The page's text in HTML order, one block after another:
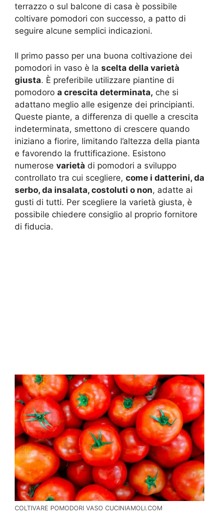
terrazzo o sul balcone di casa è possibile
coltivare pomodori con successo, a patto di
seguire alcune semplici indicazioni.
Il primo passo per una buona coltivazione dei
pomodori in vaso è la scelta della varietà
giusta. È preferibile utilizzare piantine di
pomodoro a crescita determinata, che si
adattano meglio alle esigenze dei principianti.
Queste piante, a differenza di quelle a crescita
indeterminata, smettono di crescere quando
iniziano a fiorire, limitando l’altezza della pianta
e favorendo la fruttificazione. Esistono
numerose varietà di pomodori a sviluppo
controllato tra cui scegliere, come i datterini, da
serbo, da insalata, costoluti o non, adatte ai
gusti di tutti. Per scegliere la varietà giusta, è
possibile chiedere consiglio al proprio fornitore
di fiducia.
COLTIVARE POMODORI VASO CUCINIAMOLI.COM